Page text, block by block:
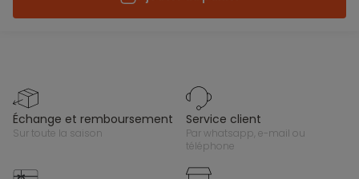
échange et remboursement
sur toute la saison
service client
par whatsapp, e-mail ou
téléphone